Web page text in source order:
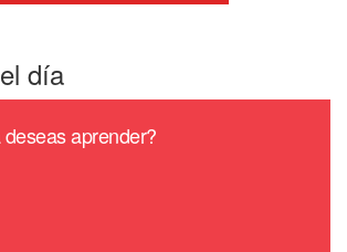
día
aprender?